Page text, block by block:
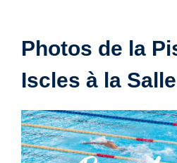
Photos de la
Iscles à la